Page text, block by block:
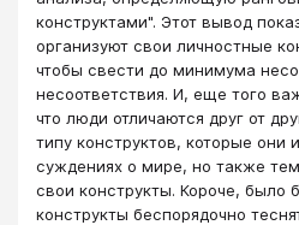
конструктами". Этот вывод
организуют свои личностные
чтобы свести до минимума
несоответствия. И, еще того
что люди отличаются друг от
типу конструктов, которые они
суждениях о мире, но также
свои конструкты. Короче, было
конструкты беспорядочно